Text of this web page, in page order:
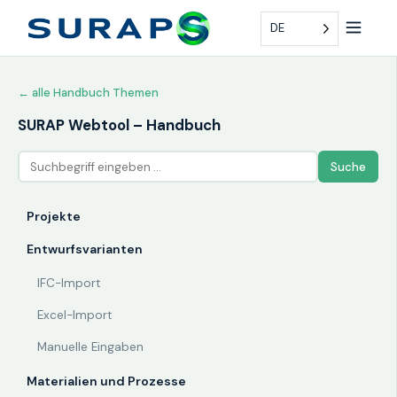
DE
← alle Handbuch Themen
SURAP Webtool – Handbuch
Suche
Projekte
Entwurfsvarianten
IFC-Import
Excel-Import
Manuelle Eingaben
Materialien und Prozesse